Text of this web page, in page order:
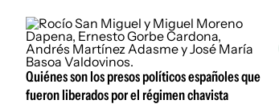
Quiénes son los presos políticos españoles que
fueron liberados por el régimen chavista